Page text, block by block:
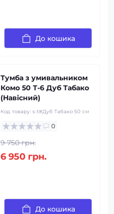
До кошика
Тумба з умивальником
Комо 50 Т-6 Дуб Табако
(Навісний)
Код товару: s-t#Дуб Табако 50 см
0
9 750 грн.
6 950 грн.
До кошика